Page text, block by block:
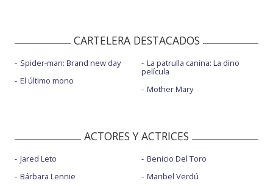
CARTELERA DESTACADOS
Spider-man: Brand new day
El último mono
La patrulla canina: La dino
película
Mother Mary
ACTORES Y ACTRICES
Jared Leto
Bárbara Lennie
Benicio Del Toro
Maribel Verdú